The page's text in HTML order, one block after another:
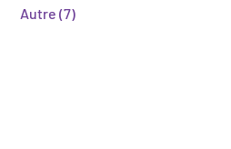
Autre (7)